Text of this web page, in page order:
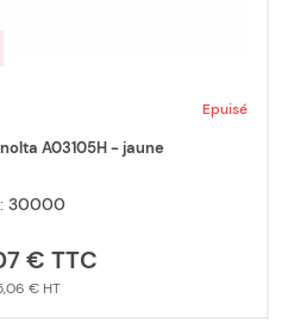
Epuisé
A03105H - jaune
30000
€
€